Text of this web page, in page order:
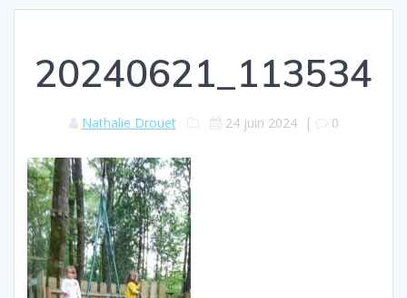
20240621_113534
Nathalie Drouet 24 juin 2024| 0